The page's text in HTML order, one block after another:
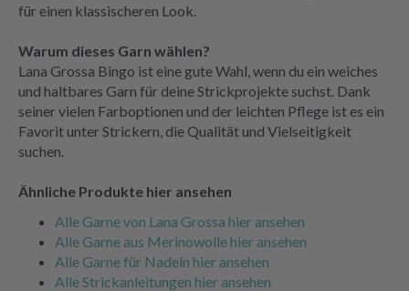
für einen klassischeren Look.
Warum dieses Garn wählen?
Lana Grossa Bingo ist eine gute Wahl, wenn du ein weiches
und haltbares Garn für deine Strickprojekte suchst. Dank
seiner vielen Farboptionen und der leichten Pflege ist es ein
Favorit unter Strickern, die Qualität und Vielseitigkeit
suchen.
Ähnliche Produkte hier ansehen
Alle Garne von Lana Grossa hier ansehen
Alle Garne aus Merinowolle hier ansehen
Alle Garne für Nadeln hier ansehen
Alle Strickanleitungen hier ansehen